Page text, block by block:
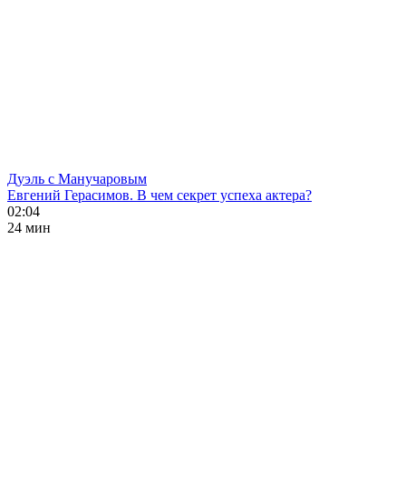
Дуэль с Манучаровым
Евгений Герасимов. В чем секрет успеха актера?
02:04
24 мин